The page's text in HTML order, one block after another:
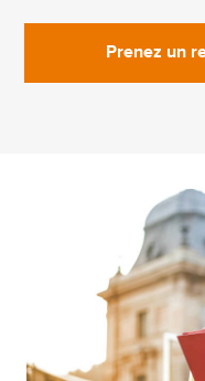
Prenez un